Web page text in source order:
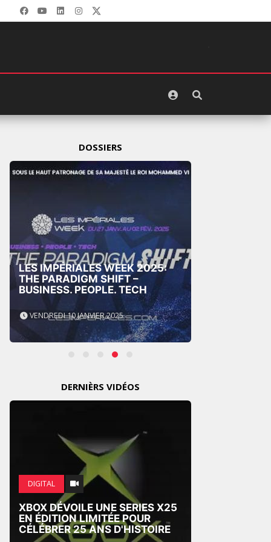
DOSSIERS
LES IMPÉRIALES WEEK 2025:
THE PARADIGM SHIFT –
BUSINESS. PEOPLE. TECH
VENDREDI 10 JANVIER 2025
DERNIÈRS VIDÉOS
DIGITAL
XBOX DÉVOILE UNE SERIES X25
EN ÉDITION LIMITÉE POUR
CÉLÉBRER 25 ANS D'HISTOIRE